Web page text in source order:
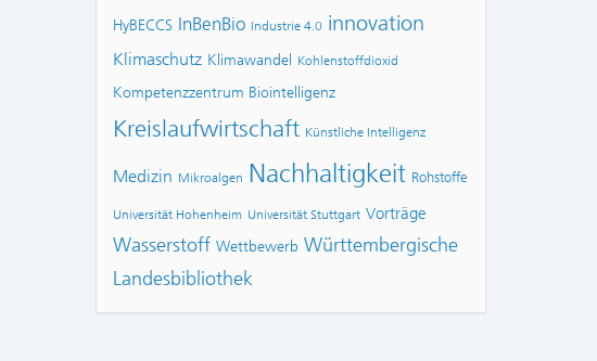
HyBECCS InBenBio Industrie 4.0 innovation
Klimaschutz Klimawandel Kohlenstoffdioxid
Kompetenzzentrum Biointelligenz
Kreislaufwirtschaft Künstliche Intelligenz
Medizin Mikroalgen Nachhaltigkeit Rohstoffe
Universität Hohenheim Universität Stuttgart Vorträge
Wasserstoff Wettbewerb Württembergische
Landesbibliothek